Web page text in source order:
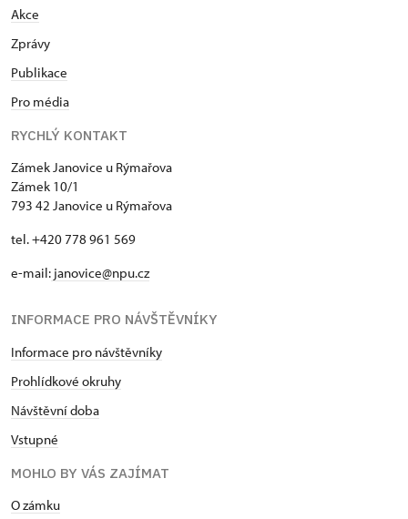
Akce
Zprávy
Publikace
Pro média
RYCHLÝ KONTAKT
Zámek Janovice u Rýmařova
Zámek 10/1
793 42 Janovice u Rýmařova
tel. +420 778 961 569
e-mail: janovice@npu.cz
INFORMACE PRO NÁVŠTĚVNÍKY
Informace pro návštěvníky
Prohlídkové okruhy
Návštěvní doba
Vstupné
MOHLO BY VÁS ZAJÍMAT
O zámku